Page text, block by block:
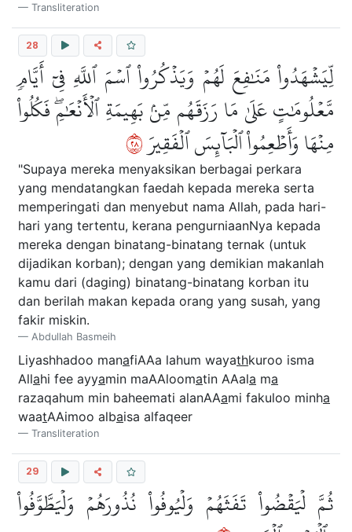
Transliteration
28
لِّيَشۡهَدُواْ مَنَٰفِعَ لَهُمۡ وَيَذۡكُرُواْ ٱسۡمَ ٱللَّهِ فِيٓ أَيَّامٖ
مَّعۡلُومَٰتٍ عَلَىٰ مَا رَزَقَهُم مِّنۢ بَهِيمَةِ ٱلۡأَنۡعَٰمِۖ فَكُلُواْ
مِنۡهَا وَأَطۡعِمُواْ ٱلۡبَآئِسَ ٱلۡفَقِيرَ٨٢
"Supaya mereka menyaksikan berbagai perkara
yang mendatangkan faedah kepada mereka serta
memperingati dan menyebut nama Allah, pada hari-
hari yang tertentu, kerana pengurniaanNya kepada
mereka dengan binatang-binatang ternak (untuk
dijadikan korban); dengan yang demikian makanlah
kamu dari (daging) binatang-binatang korban itu
dan berilah makan kepada orang yang susah, yang
fakir miskin.
Abdullah Basmeih
Liyashhadoo manafiAAa lahum wayathkuroo isma
Allahi fee ayyamin maAAloomatin AAala ma
razaqahum min baheemati alanAAami fakuloo minha
waatAAimoo albaisa alfaqeer
Transliteration
29
ثُمَّ لۡيَقۡضُواْ تَفَثَهُمۡ وَلۡيُوفُواْ نُذُورَهُمۡ وَلۡيَطَّوَّفُواْ